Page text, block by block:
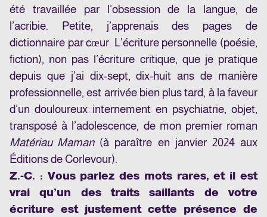
été travaillée par l’obsession de la langue, de
l’acribie. Petite, j’apprenais des pages de
dictionnaire par cœur. L’écriture personnelle (poésie,
fiction), non pas l’écriture critique, que je pratique
depuis que j’ai dix-sept, dix-huit ans de manière
professionnelle, est arrivée bien plus tard, à la faveur
d’un douloureux internement en psychiatrie, objet,
transposé à l’adolescence, de mon premier roman
Matériau Maman(à paraître en janvier 2024 aux
Éditions de Corlevour).
Z.-C. : Vous parlez des mots rares, et il est
vrai qu’un des traits saillants de votre
écriture est justement cette présence de